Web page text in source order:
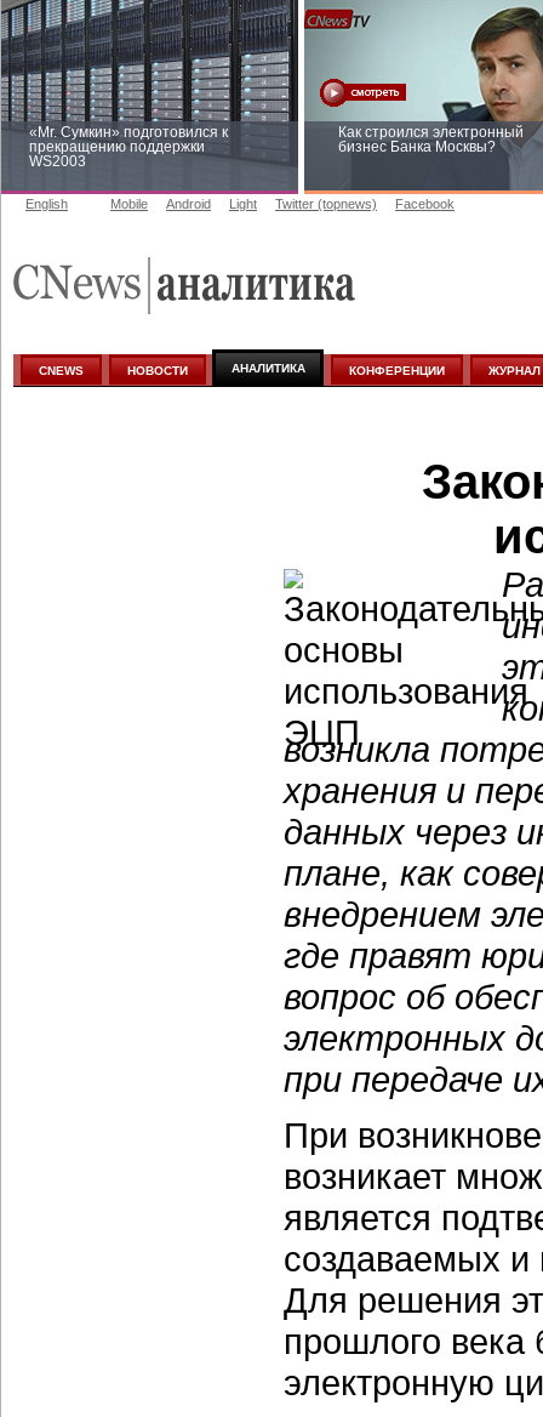
«Mr. Сумкин» подготовился к
прекращению поддержки
WS2003
Как строился электронный
бизнес Банка Москвы?
аналитике
English Mobile Android Light Twitter (topnews) Facebook
CNEWS НОВОСТИ АНАЛИТИКА КОНФЕРЕНЦИИ ЖУРНАЛ
возникла
хранения и
данных через
плане, как
внедрением
где правят
вопрос об
электронных
при передаче
При
возникает
является
создаваемых и
Для решения
прошлого
электронную